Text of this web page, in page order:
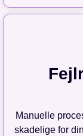
Manuelle
skadelige for